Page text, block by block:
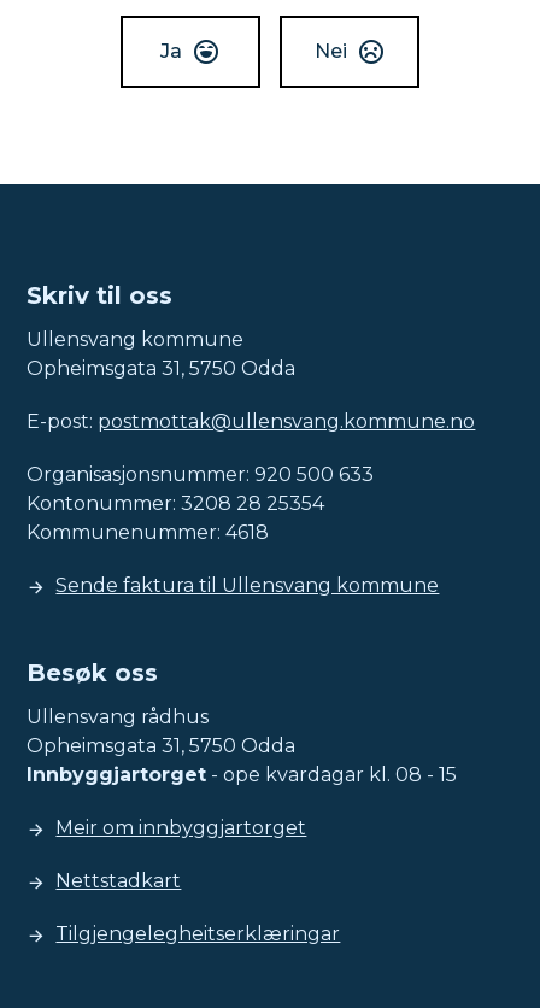
Ja Nei
Skriv til oss
Ullensvang kommune
Opheimsgata 31, 5750 Odda
E-post: postmottak@ullensvang.kommune.no
Organisasjonsnummer: 920 500 633
Kontonummer: 3208 28 25354
Kommunenummer: 4618
Sende faktura til Ullensvang kommune
Besøk oss
Ullensvang rådhus
Opheimsgata 31, 5750 Odda
Innbyggjartorget - ope kvardagar kl. 08 - 15
Meir om innbyggjartorget
Nettstadkart
Tilgjengelegheitserklæringar